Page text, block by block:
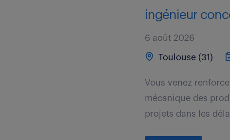
ingénieur
6 août 2026
Toulouse (31)
Vous venez
mécanique des
projets dans les